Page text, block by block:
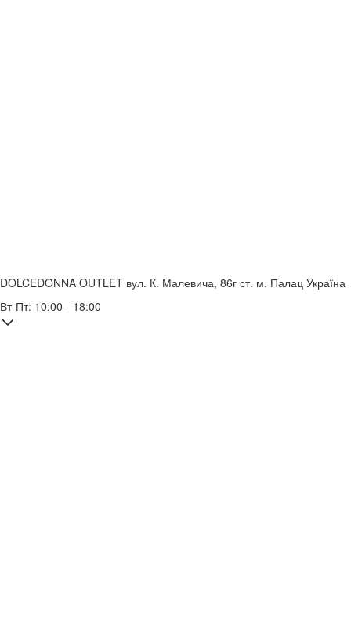
DOLCEDONNA OUTLET вул. К. Малевича, 86г ст. м. Палац Україна
Вт-Пт: 10:00 - 18:00